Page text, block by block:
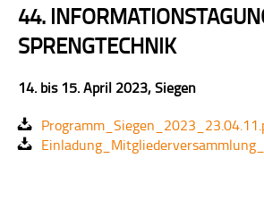
VERBAND
44.
SPRENGTECHNIK
14. bis 15. April 2023, Siegen